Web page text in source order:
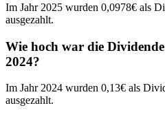
Im Jahr 2025 wurden 0,0978€ als
ausgezahlt.
Wie hoch war die
2024?
Im Jahr 2024 wurden 0,13€ als
ausgezahlt.